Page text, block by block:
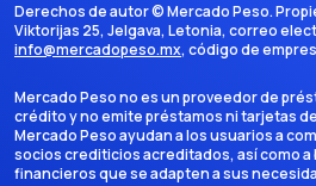
Derechos de autor ©Mercado Peso.
Viktorijas 25, Jelgava, Letonia, correo
info@mercadopeso.mx, código de
Mercado Peso no es un proveedor de
crédito y no emite préstamos ni tarjetas
Mercado Peso ayudan a los usuarios a
socios crediticios acreditados, así como
financieros que se adapten a sus